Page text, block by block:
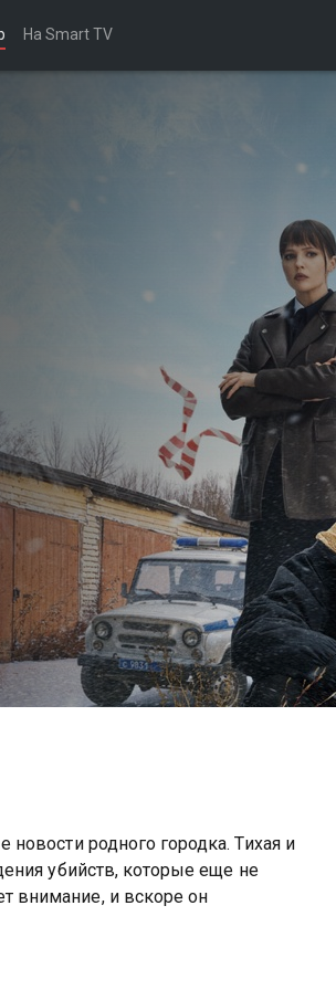
На Smart TV
родного городка. Тихая и
убийств, которые еще не
внимание, и вскоре он
совершенно бесплатно в